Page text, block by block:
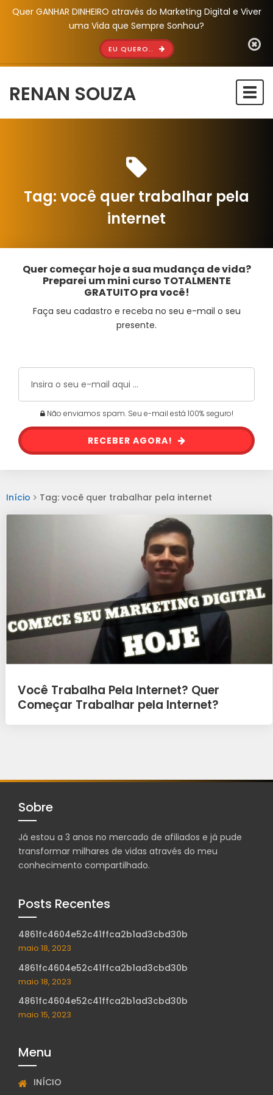
Quer GANHAR DINHEIRO através do Marketing Digital e Viver
uma Vida que Sempre Sonhou?
EU QUERO..
RENAN SOUZA
Tag: você quer trabalhar pela
internet
Quer começar hoje a sua mudança de vida?
Preparei um mini curso TOTALMENTE
GRATUITO pra você!
Faça seu cadastro e receba no seu e-mail o seu
presente.
Não enviamos spam. Seu e-mail está 100% seguro!
RECEBER AGORA!
Início Tag: você quer trabalhar pela internet
Você Trabalha Pela Internet? Quer
Começar Trabalhar pela Internet?
Sobre
Já estou a 3 anos no mercado de afiliados e já pude
transformar milhares de vidas através do meu
conhecimento compartilhado.
Posts Recentes
4861fc4604e52c41ffca2b1ad3cbd30b
maio 18, 2023
4861fc4604e52c41ffca2b1ad3cbd30b
maio 18, 2023
4861fc4604e52c41ffca2b1ad3cbd30b
maio 15, 2023
Menu
INÍCIO